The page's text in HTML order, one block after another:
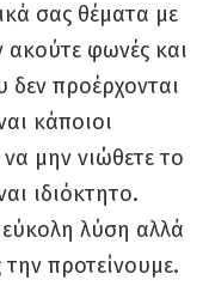
σας θέματα με
ακούτε φωνές και
δεν προέρχονται
κάποιοι
μην νιώθετε το
ιδιόκτητο.
λύση αλλά
προτείνουμε.